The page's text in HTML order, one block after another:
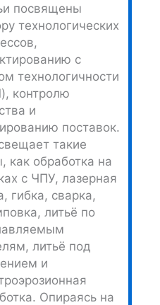
посвящены
технологических
с
технологичности
контролю
и
поставок.
такие
как обработка на
с ЧПУ, лазерная
гибка, сварка,
литьё по
литьё под
и
Опираясь на